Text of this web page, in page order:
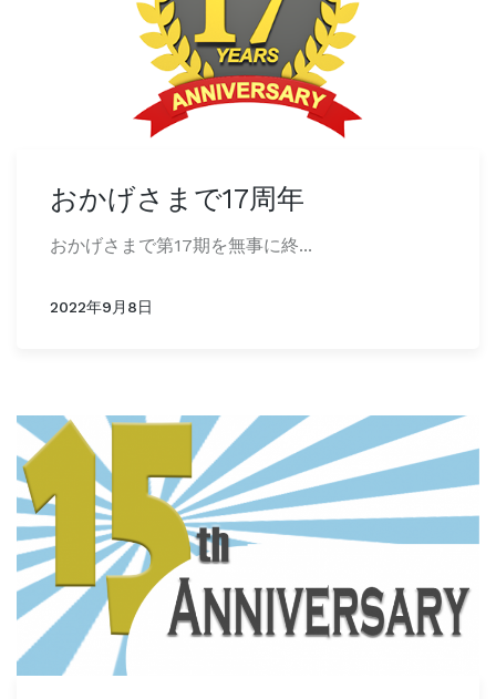
おかげさまで17周年
おかげさまで第17期を無事に終...
2022年9月8日